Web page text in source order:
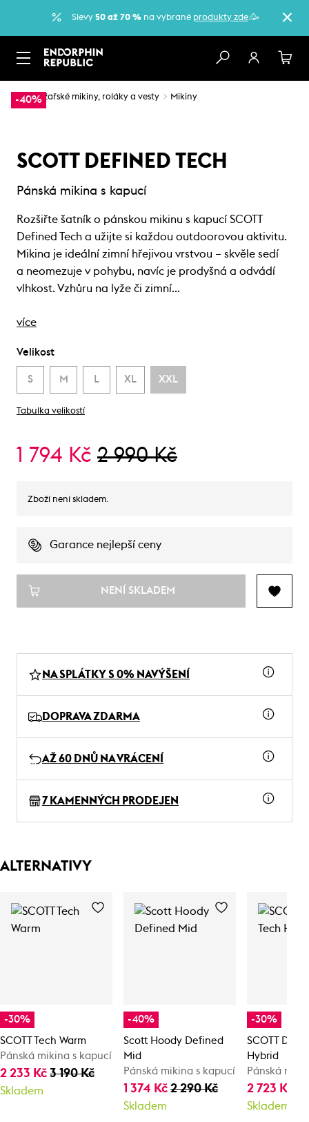
Slevy 50 až 70 % na vybrané produkty zde.🥳
-40%
… Lyžařské mikiny, roláky a vesty Mikiny
SCOTT DEFINED TECH
Pánská mikina s kapucí
Rozšiřte šatník o pánskou mikinu s kapucí SCOTT
Defined Tech a užijte si každou outdoorovou aktivitu.
Mikina je ideální zimní hřejivou vrstvou – skvěle sedí
a neomezuje v pohybu, navíc je prodyšná a odvádí
vlhkost. Vzhůru na lyže či zimní…
více
Velikost
S M L XL XXL
Tabulka velikostí
1 794 Kč 2 990 Kč
Zboží není skladem.
Garance nejlepší ceny
NENÍ SKLADEM
NA SPLÁTKY S 0% NAVÝŠENÍ
DOPRAVA ZDARMA
AŽ 60 DNŮ NA VRÁCENÍ
7 KAMENNÝCH PRODEJEN
ALTERNATIVY
-30%
SCOTT Tech Warm
Pánská mikina s kapucí
2 233 Kč 3 190 Kč
Skladem
-40%
Scott Hoody Defined
Mid
Pánská mikina s kapucí
1 374 Kč2 290 Kč
Skladem
-30%
SCOTT
Hybrid
Pánská
2 723 Kč
Skladem